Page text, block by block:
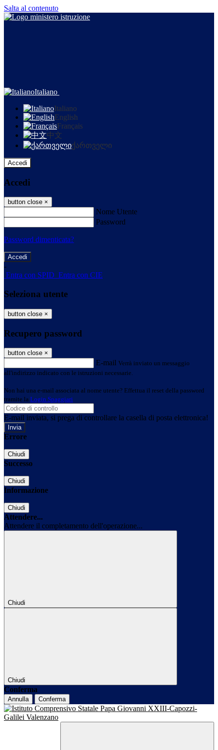
Salta al contenuto
Italiano
Italiano
English
Français
中文
ქართველი
Accedi
Accedi
button close ×
Nome Utente
Password
Password dimenticata?
-
Entra con SPID Entra con CIE
Seleziona utente
button close ×
Recupero password
button close ×
E-mail Verrà inviato un messaggio
all'indirizzo indicato con le istruzioni necessarie.
Non hai una e-mail associata al nome utente? Effettua il reset della password
tramite la Login Spaggiari
E-mail inviata, si prega di controllare la casella di posta elettronica!
Errore
Chiudi
Successo
Chiudi
Informazione
Chiudi
Attendere...
Attendere il completamento dell'operazione...
Chiudi
Chiudi
Conferma
Annulla Conferma